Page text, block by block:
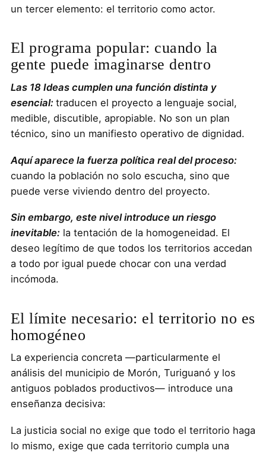
un tercer elemento: el territorio como actor.
El programa popular: cuando la
gente puede imaginarse dentro
Las 18 Ideas cumplen una función distinta y
esencial: traducen el proyecto a lenguaje social,
medible, discutible, apropiable. No son un plan
técnico, sino un manifiesto operativo de dignidad.
Aquí aparece la fuerza política real del proceso:
cuando la población no solo escucha, sino que
puede verse viviendo dentro del proyecto.
Sin embargo, este nivel introduce un riesgo
inevitable: la tentación de la homogeneidad. El
deseo legítimo de que todos los territorios accedan
a todo por igual puede chocar con una verdad
incómoda.
El límite necesario: el territorio no es
homogéneo
La experiencia concreta —particularmente el
análisis del municipio de Morón, Turiguanó y los
antiguos poblados productivos— introduce una
enseñanza decisiva:
La justicia social no exige que todo el territorio haga
lo mismo, exige que cada territorio cumpla una